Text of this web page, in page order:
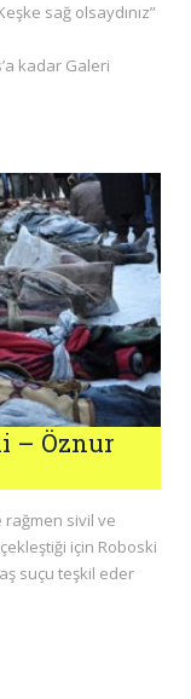
sağ olsaydınız”
kadar Galeri
– Öznur
sivil ve
için Roboski
suçu teşkil eder